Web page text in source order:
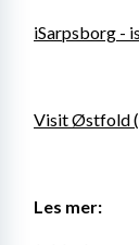
iSarpsborg -
Visit Østfold
Les mer: